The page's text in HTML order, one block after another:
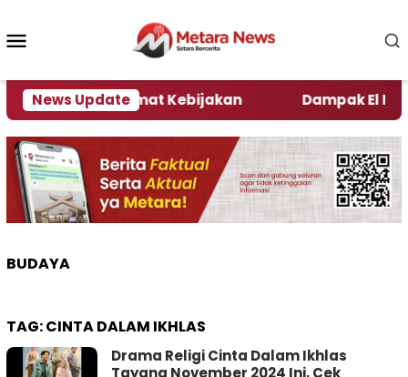
konten
News Update
Kata Pengamat Kebijakan Dampak El Nino,
BUDAYA
TAG:CINTA DALAM IKHLAS
Drama Religi Cinta Dalam Ikhlas